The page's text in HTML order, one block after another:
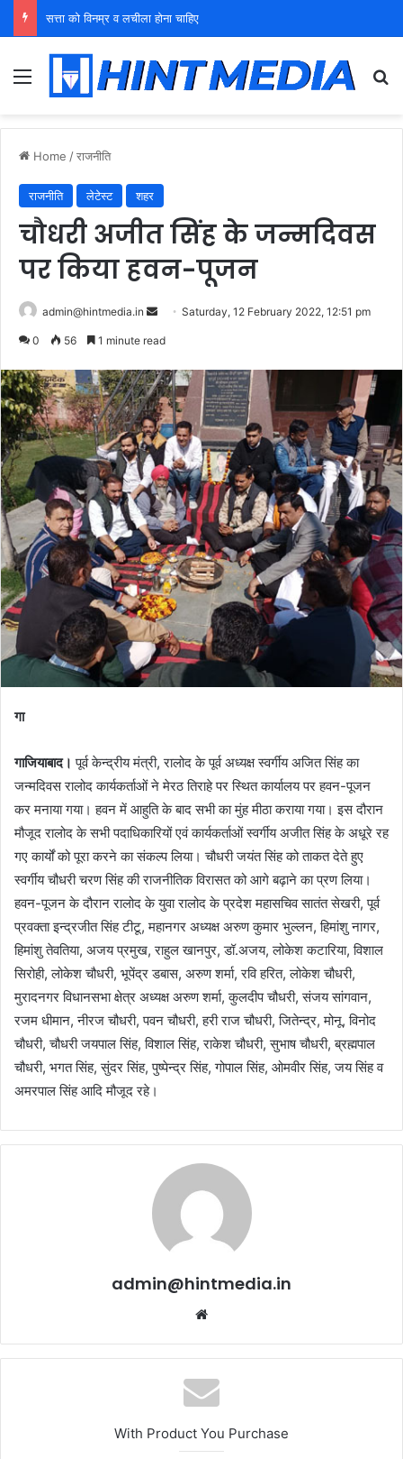
युवा शक्ति को पहचाने बूढ़ा नेतृत्व
Menu
Home /राजनीति
राजनीति लेटेस्ट शहर
चौधरी अजीत सिंह के जन्मदिवस
पर किया हवन-पूजन
admin@hintmedia.in
SendSaturday, 12 February 2022, 12:51 pm
0 56 1 minute read
गा
गाजियाबाद। पूर्व केन्द्रीय मंत्री, रालोद के पूर्व अध्यक्ष स्वर्गीय अजित सिंह का
जन्मदिवस रालोद कार्यकर्ताओं ने मेरठ तिराहे पर स्थित कार्यालय पर हवन-पूजन
कर मनाया गया। हवन में आहुति के बाद सभी का मुंह मीठा कराया गया। इस दौरान
मौजूद रालोद के सभी पदाधिकारियों एवं कार्यकर्ताओं स्वर्गीय अजीत सिंह के अधूरे रह
गए कार्यों को पूरा करने का संकल्प लिया। चौधरी जयंत सिंह को ताकत देते हुए
स्वर्गीय चौधरी चरण सिंह की राजनीतिक विरासत को आगे बढ़ाने का प्रण लिया।
हवन-पूजन के दौरान रालोद के युवा रालोद के प्रदेश महासचिव सातंत सेखरी, पूर्व
प्रवक्ता इन्द्रजीत सिंह टीटू, महानगर अध्यक्ष अरुण कुमार भुल्लन, हिमांशु नागर,
हिमांशु तेवतिया, अजय प्रमुख, राहुल खानपुर, डॉ.अजय, लोकेश कटारिया, विशाल
सिरोही, लोकेश चौधरी, भूपेंद्र डबास, अरुण शर्मा, रवि हरित, लोकेश चौधरी,
मुरादनगर विधानसभा क्षेत्र अध्यक्ष अरुण शर्मा, कुलदीप चौधरी, संजय सांगवान,
रजम धीमान, नीरज चौधरी, पवन चौधरी, हरी राज चौधरी, जितेन्द्र, मोनू, विनोद
चौधरी, चौधरी जयपाल सिंह, विशाल सिंह, राकेश चौधरी, सुभाष चौधरी, ब्रह्मपाल
चौधरी, भगत सिंह, सुंदर सिंह, पुष्पेन्द्र सिंह, गोपाल सिंह, ओमवीर सिंह, जय सिंह व
अमरपाल सिंह आदि मौजूद रहे।
admin@hintmedia.in
With Product You Purchase